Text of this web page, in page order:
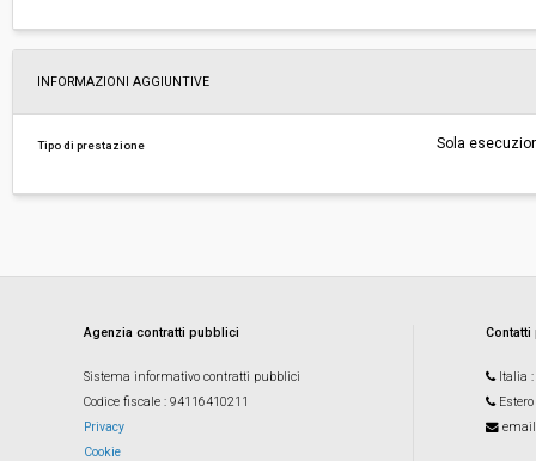
INFORMAZIONI AGGIUNTIVE
Tipo di prestazione Sola
Agenzia contratti pubblici
Sistema informativo contratti pubblici
Codice fiscale : 94116410211
Privacy
Cookie
Italia
Estero
email